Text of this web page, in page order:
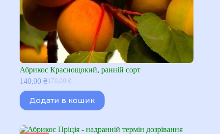
Абрикос Краснощокий, ранній сорт
170,00₴
Оригінальна
ціна:
170,00 ₴.
140,00 ₴Поточна
ціна:
140,00 ₴.
Додати в кошик